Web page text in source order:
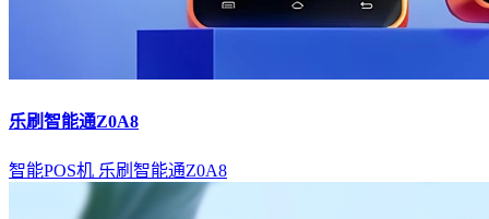
乐刷智能通Z0A8
智能POS机 乐刷智能通Z0A8